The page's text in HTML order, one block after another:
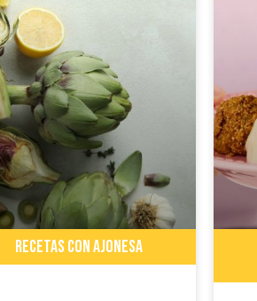
RECETAS CON AJONESA